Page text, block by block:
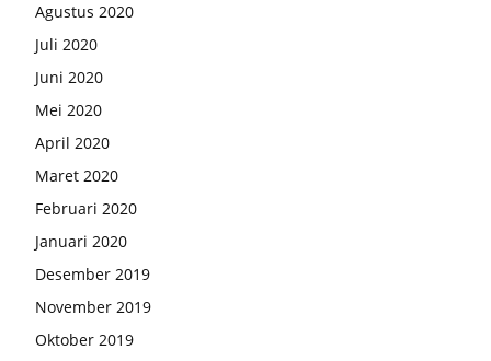
Agustus 2020
Juli 2020
Juni 2020
Mei 2020
April 2020
Maret 2020
Februari 2020
Januari 2020
Desember 2019
November 2019
Oktober 2019